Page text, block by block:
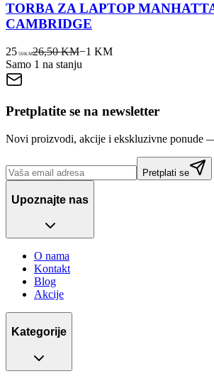
TORBA ZA LAPTOP
CAMBRIDGE
25 50KM26,50 KM−1 KM
Samo 1 na stanju
Pretplatite se na newsletter
Novi proizvodi, akcije i ekskluzivne ponude
Pretplati se
Upoznajte nas
O nama
Kontakt
Blog
Akcije
Kategorije